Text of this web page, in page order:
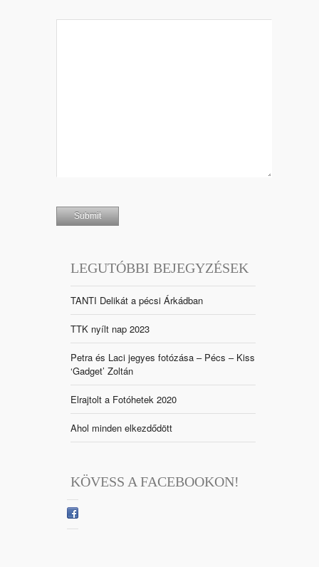
LEGUTÓBBI BEJEGYZÉSEK
TANTI Delikát a pécsi Árkádban
TTK nyílt nap 2023
Petra és Laci jegyes fotózása – Pécs – Kiss
‘Gadget’ Zoltán
Elrajtolt a Fotóhetek 2020
Ahol minden elkezdődött
KÖVESS A FACEBOOKON!